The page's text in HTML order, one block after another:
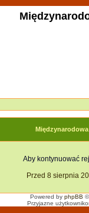
Aby kontynuować
Przed 8 sierpnia
Powered by phpBB
Przyjazne